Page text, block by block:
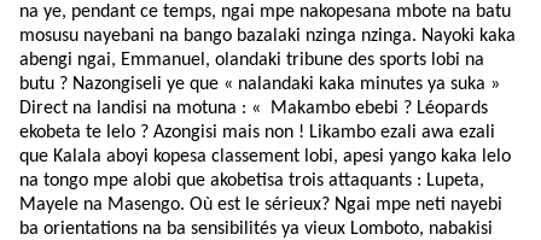
na ye, pendant ce temps, ngai mpe nakopesana mbote na batu
mosusu nayebani na bango bazalaki nzinga nzinga. Nayoki kaka
abengi ngai, Emmanuel, olandaki tribune des sports lobi na
butu ? Nazongiseli ye que « nalandaki kaka minutes ya suka »
Direct na landisi na motuna : « Makambo ebebi ? Léopards
ekobeta te lelo ? Azongisi mais non ! Likambo ezali awa ezali
que Kalala aboyi kopesa classement lobi, apesi yango kaka lelo
na tongo mpe alobi que akobetisa trois attaquants : Lupeta,
Mayele na Masengo. Où est le sérieux? Ngai mpe neti nayebi
ba orientations na ba sensibilités ya vieux Lomboto, nabakisi